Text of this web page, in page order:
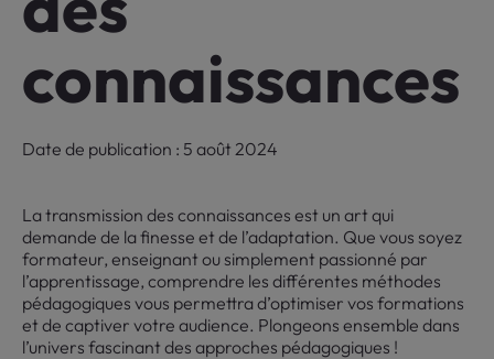
connaissances
Date de publication : 5 août 2024
La transmission des connaissances est un art qui
demande de la finesse et de l’adaptation. Que vous soyez
formateur, enseignant ou simplement passionné par
l’apprentissage, comprendre les différentes méthodes
pédagogiques vous permettra d’optimiser vos formations
et de captiver votre audience. Plongeons ensemble dans
l’univers fascinant des approches pédagogiques !